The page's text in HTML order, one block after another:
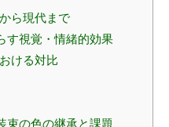
ら現代まで
す視覚・情緒的効果
ける対比
束の色の継承と課題